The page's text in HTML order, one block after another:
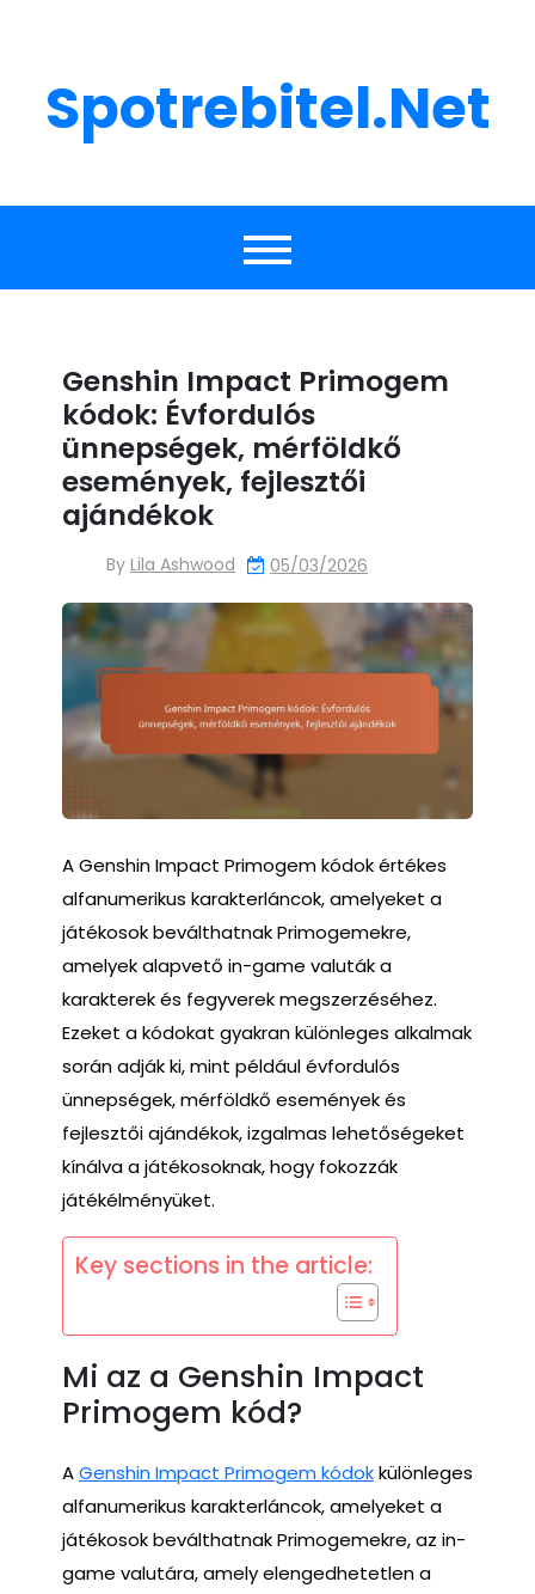
Spotrebitel.net
Genshin Impact Primogem
kódok: Évfordulós
ünnepségek, mérföldkő
események, fejlesztői
ajándékok
By Lila Ashwood 05/03/2026
A Genshin Impact Primogem kódok értékes
alfanumerikus karakterláncok, amelyeket a
játékosok beválthatnak Primogemekre,
amelyek alapvető in-game valuták a
karakterek és fegyverek megszerzéséhez.
Ezeket a kódokat gyakran különleges alkalmak
során adják ki, mint például évfordulós
ünnepségek, mérföldkő események és
fejlesztői ajándékok, izgalmas lehetőségeket
kínálva a játékosoknak, hogy fokozzák
játékélményüket.
Key sections in the article:
Mi az a Genshin Impact
Primogem kód?
AGenshin Impact Primogem kódokkülönleges
alfanumerikus karakterláncok, amelyeket a
játékosok beválthatnak Primogemekre, az in-
game valutára, amely elengedhetetlen a